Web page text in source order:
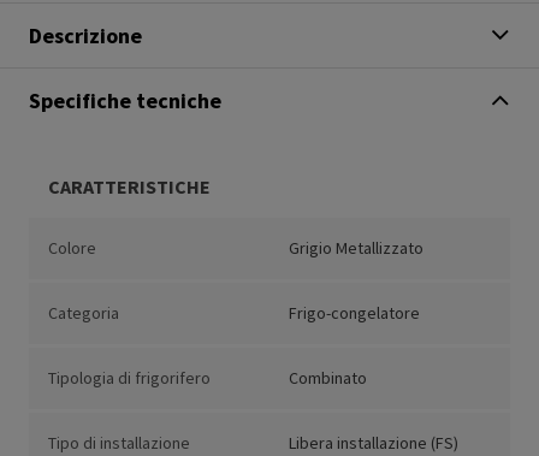
Descrizione
Specifiche tecniche
CARATTERISTICHE
Colore Grigio Metallizzato
Categoria Frigo-congelatore
Tipologia di frigorifero Combinato
Tipo di installazione Libera installazione (FS)